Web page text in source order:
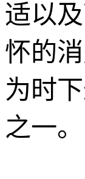
适以
怀的
为时
之一。